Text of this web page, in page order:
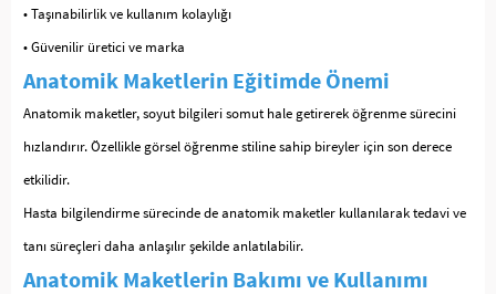
• Taşınabilirlik ve kullanım kolaylığı
• Güvenilir üretici ve marka
Anatomik Maketlerin Eğitimde Önemi
Anatomik maketler, soyut bilgileri somut hale getirerek öğrenme sürecini
hızlandırır. Özellikle görsel öğrenme stiline sahip bireyler için son derece
etkilidir.
Hasta bilgilendirme sürecinde de anatomik maketler kullanılarak tedavi ve
tanı süreçleri daha anlaşılır şekilde anlatılabilir.
Anatomik Maketlerin Bakımı ve Kullanımı